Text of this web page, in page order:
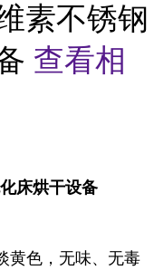
素不锈钢
查看相
床烘干设备
黄色，无味、无毒